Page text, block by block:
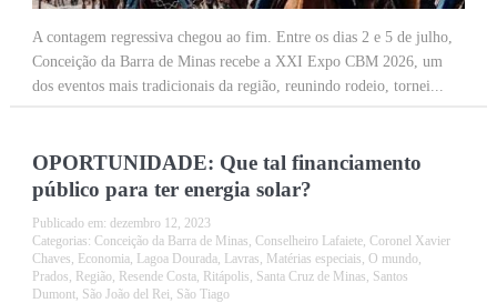
A contagem regressiva chegou ao fim. Entre os dias 2 e 5 de julho,
Conceição da Barra de Minas recebe a XXI Expo CBM 2026, um
dos eventos mais tradicionais da região, reunindo rodeio, tornei...
OPORTUNIDADE: Que tal financiamento
público para ter energia solar?
Publicado em: dezembro 12, 2023
Categorias: Conceição da Barra de Minas, Conselheiro Lafaiete, Coronel Xavier
Chaves, Economia, Lagoa Dourada, Lavras, Matérias especiais, O mundo,
Prados, Região, Resende Costa, Ritápolis, Santa Cruz de Minas, Santos
Dumont, São João del Rei, São Tiago